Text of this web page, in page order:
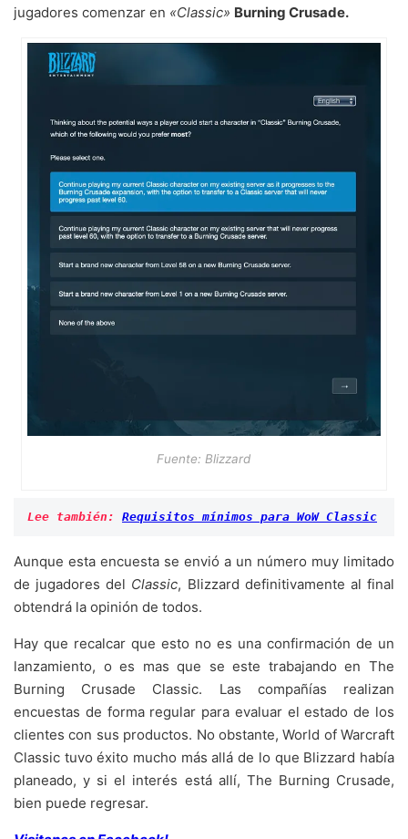
jugadores comenzar en «Classic» Burning Crusade.
Fuente: Blizzard
Lee también: Requisitos mínimos para WoW Classic
Aunque esta encuesta se envió a un número muy limitado
de jugadores del Classic, Blizzard definitivamente al final
obtendrá la opinión de todos.
Hay que recalcar que esto no es una confirmación de un
lanzamiento, o es mas que se este trabajando en The
Burning Crusade Classic. Las compañías realizan
encuestas de forma regular para evaluar el estado de los
clientes con sus productos. No obstante, World of Warcraft
Classic tuvo éxito mucho más allá de lo que Blizzard había
planeado, y si el interés está allí, The Burning Crusade,
bien puede regresar.